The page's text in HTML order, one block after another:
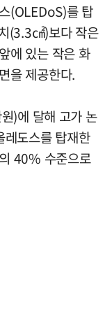
(OLEDoS)를 탑
(3.3㎠)보다 작은
에 있는 작은 화
을 제공한다.
)에 달해 고가 논
레도스를 탑재한
40% 수준으로